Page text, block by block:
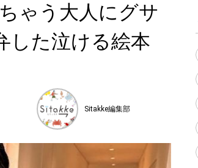
ゃう大人にグサ
した泣ける絵本
Sitakke編集部